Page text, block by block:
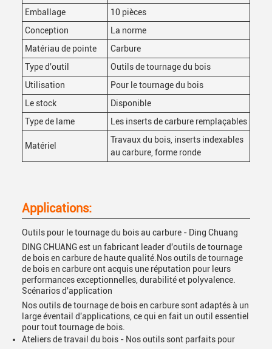
Emballage
10 pièces
Conception
La norme
Matériau de pointe
Carbure
Type d'outil
Outils de tournage du bois
Utilisation
Pour le tournage du bois
Le stock
Disponible
Type de lame
Les inserts de carbure remplaçables
Matériel
Travaux du bois, inserts indexables
au carbure, forme ronde
Applications:
Outils pour le tournage du bois au carbure - Ding Chuang
DING CHUANG est un fabricant leader d'outils de tournage
de bois en carbure de haute qualité.Nos outils de tournage
de bois en carbure ont acquis une réputation pour leurs
performances exceptionnelles, durabilité et polyvalence.
Scénarios d'application
Nos outils de tournage de bois en carbure sont adaptés à un
large éventail d'applications, ce qui en fait un outil essentiel
pour tout tournage de bois.
Ateliers de travail du bois - Nos outils sont parfaits pour